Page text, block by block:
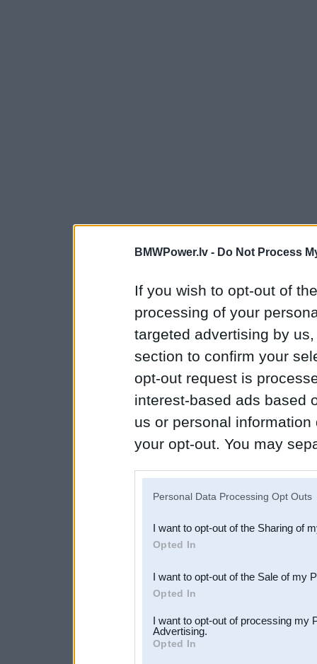
BMWPower.lv - Do Not Process
If you wish to opt-out of
processing of your
targeted advertising by
section to confirm your
opt-out request is
interest-based ads based
us or personal
your opt-out. You may
Downstream Participants
third parties.
Personal Data Processing Opt Outs
I want to opt-out of the Sharing of
Opted In
I want to opt-out of the Sale of my
Opted In
I want to opt-out of processing my
Advertising.
Opted In